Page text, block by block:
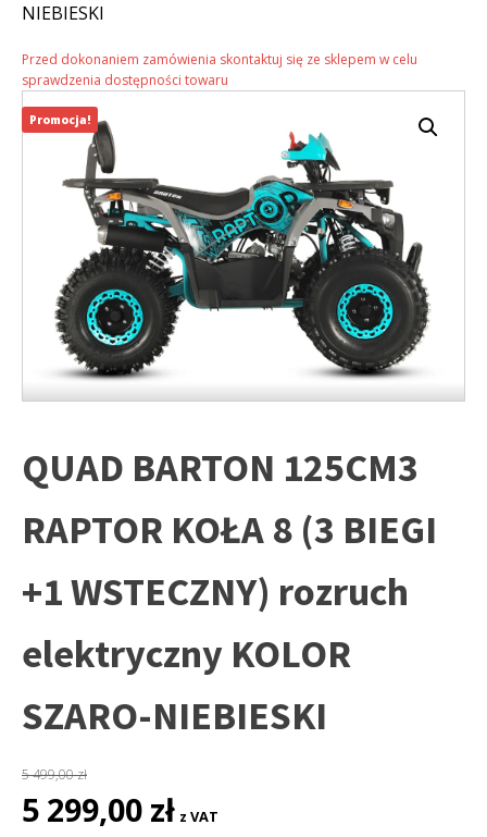
NIEBIESKI
Przed dokonaniem zamówienia skontaktuj się ze sklepem w celu
sprawdzenia dostępności towaru
QUAD BARTON 125CM3
RAPTOR KOŁA 8 (3 BIEGI
+1 WSTECZNY) rozruch
elektryczny KOLOR
SZARO-NIEBIESKI
5 499,00zł
Pierwotna
cena
5 299,00 zł cena
z VAT
Promocja!